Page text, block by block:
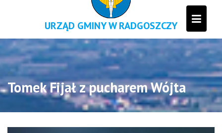
URZĄD GMINY W RADGOSZCZY
Tomek Fijał z pucharem Wójta